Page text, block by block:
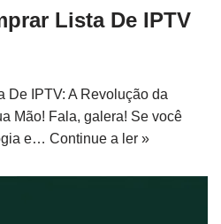
Lista De IPTV
De IPTV: A Revolução da
Mão! Fala, galera! Se você
e… Continue a ler »